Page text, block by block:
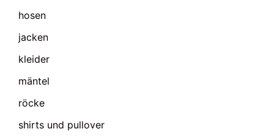
hosen
jacken
kleider
mäntel
röcke
shirts und pullover